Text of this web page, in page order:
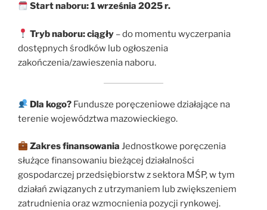
Start naboru: 1 września 2025 r.
Tryb naboru: ciągły – do momentu wyczerpania
dostępnych środków lub ogłoszenia
zakończenia/zawieszenia naboru.
Dla kogo? Fundusze poręczeniowe działające na
terenie województwa mazowieckiego.
Zakres finansowania Jednostkowe poręczenia
służące finansowaniu bieżącej działalności
gospodarczej przedsiębiorstw z sektora MŚP, w tym
działań związanych z utrzymaniem lub zwiększeniem
zatrudnienia oraz wzmocnienia pozycji rynkowej.